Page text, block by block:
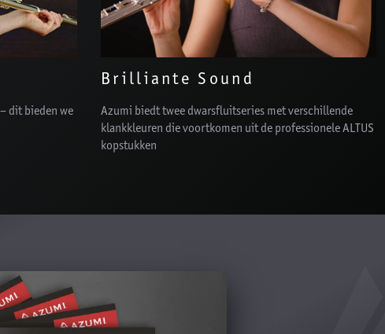
dit bieden we
Brilliante Sound
Azumi biedt twee dwarsfluitseries met verschillende
klankkleuren die voortkomen uit de professionele ALTUS
kopstukken